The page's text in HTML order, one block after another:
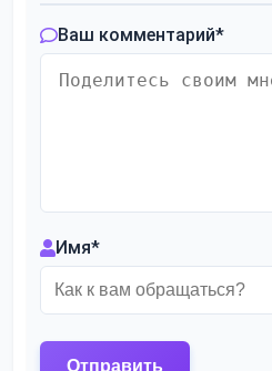
Ваш комментарий*
Имя*